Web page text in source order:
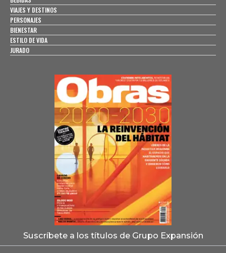
VIAJES Y DESTINOS
PERSONAJES
BIENESTAR
ESTILO DE VIDA
JURADO
Suscríbete a los títulos de Grupo Expansión